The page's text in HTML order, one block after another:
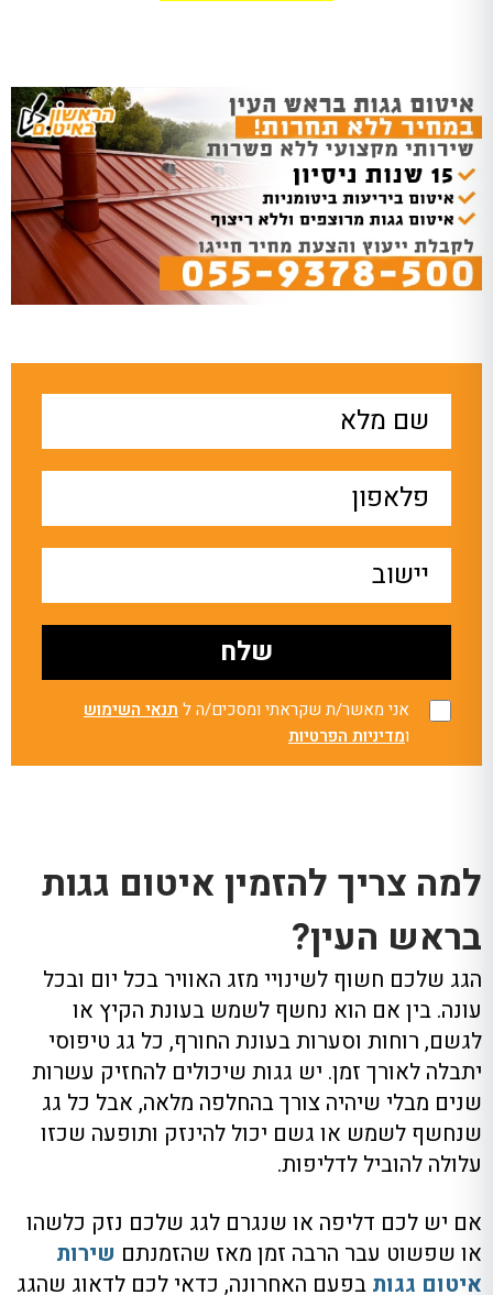
אני מאשר/ת שקראתי ומסכים/ה ל תנאי השימוש
ומדיניות הפרטיות
למה צריך להזמין איטום גגות
בראש העין?
הגג שלכם חשוף לשינויי מזג האוויר בכל יום ובכל
עונה. בין אם הוא נחשף לשמש בעונת הקיץ או
לגשם, רוחות וסערות בעונת החורף, כל גג טיפוסי
יתבלה לאורך זמן. יש גגות שיכולים להחזיק עשרות
שנים מבלי שיהיה צורך בהחלפה מלאה, אבל כל גג
שנחשף לשמש או גשם יכול להינזק ותופעה שכזו
עלולה להוביל לדליפות.
אם יש לכם דליפה או שנגרם לגג שלכם נזק כלשהו
או שפשוט עבר הרבה זמן מאז שהזמנתם שירות
איטום גגות בפעם האחרונה, כדאי לכם לדאוג שהגג